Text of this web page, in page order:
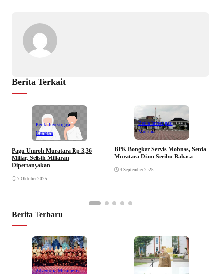
Berita Terkait
Berita Investigasi
Muratara
Pagu Umroh Muratara Rp 3,36
Miliar, Selisih Miliaran
Dipertanyakan
7 Oktober 2025
Berita Investigasi
Muratara
BPK Bongkar Servis Mobnas, Setda
Muratara Diam Seribu Bahasa
4 September 2025
Berita Terbaru
AdvertorialMusirawas